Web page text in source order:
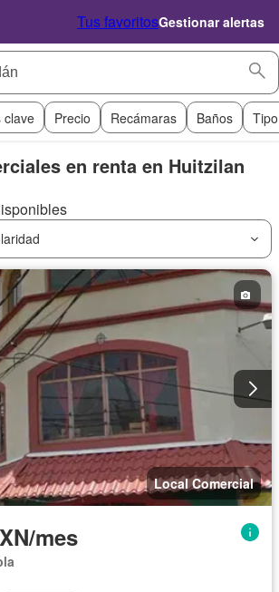
Tus favoritosGestionar alertas
clave Precio Recámaras Baños
en renta en Huitzilan
Local Comercial
mes